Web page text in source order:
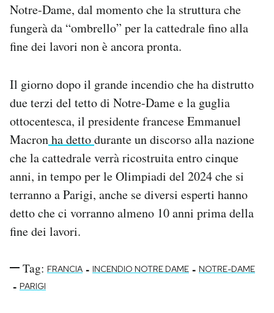
Notre-Dame, dal momento che la struttura che
fungerà da “ombrello” per la cattedrale fino alla
fine dei lavori non è ancora pronta.
Il giorno dopo il grande incendio che ha distrutto
due terzi del tetto di Notre-Dame e la guglia
ottocentesca, il presidente francese Emmanuel
Macronha dettodurante un discorso alla nazione
che la cattedrale verrà ricostruita entro cinque
anni, in tempo per le Olimpiadi del 2024 che si
terranno a Parigi, anche se diversi esperti hanno
detto che ci vorranno almeno 10 anni prima della
fine dei lavori.
Tag: FRANCIA - INCENDIO NOTRE DAME - NOTRE-DAME
- PARIGI